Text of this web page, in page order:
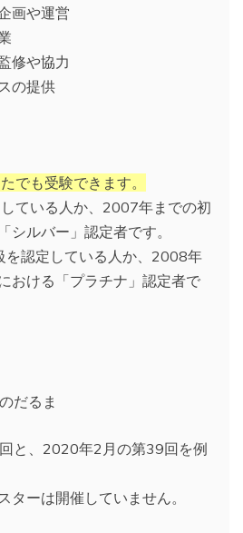
画や運営
修や協力
の提供
でも受験できます。
ている人か、2007年までの初
シルバー」認定者です。
を認定している人か、2008年
おける「プラチナ」認定者で
と、2020年2月の第39回を例
ーは開催していません。